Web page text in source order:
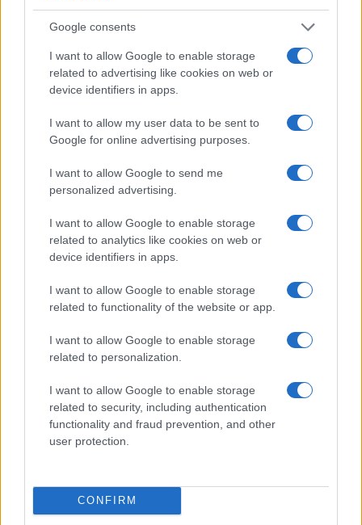
Google consents
I want to allow Google to enable storage
related to advertising like cookies on web or
device identifiers in apps.
I want to allow my user data to be sent to
Google for online advertising purposes.
I want to allow Google to send me
personalized advertising.
I want to allow Google to enable storage
related to analytics like cookies on web or
device identifiers in apps.
I want to allow Google to enable storage
related to functionality of the website or app.
I want to allow Google to enable storage
related to personalization.
I want to allow Google to enable storage
related to security, including authentication
functionality and fraud prevention, and other
user protection.
CONFIRM
Pieve Comics 2026: tutto ciò che devi sapere
Andrea Conforti · 6 Ago 2026
NERD NEWS
Boom del settore tech italiano: 652 milioni in venture
capital nel primo semestre 2026